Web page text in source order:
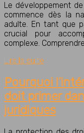
Le développement
commence dès la
adulte. En tant que
crucial pour
complexe.
Lire la suite
Pourquoi
doit primer
juridiques